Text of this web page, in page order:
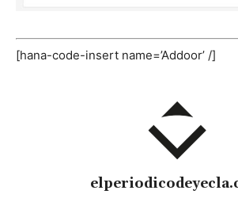
[hana-code-insert name=’Addoor’ /]